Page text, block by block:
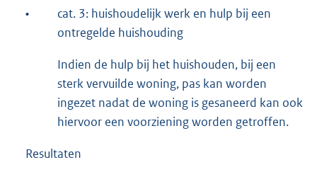
•
cat. 3: huishoudelijk werk en hulp bij een
ontregelde huishouding
Indien de hulp bij het huishouden, bij een
sterk vervuilde woning, pas kan worden
ingezet nadat de woning is gesaneerd kan ook
hiervoor een voorziening worden getroffen.
Resultaten